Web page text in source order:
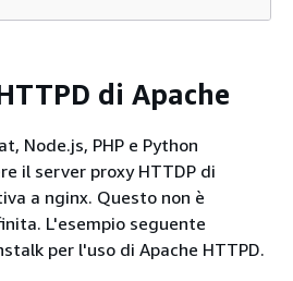
di Apache
Node.js, PHP e Python
il server proxy HTTDP di
a nginx. Questo non è
L'esempio seguente
per l'uso di Apache HTTPD.